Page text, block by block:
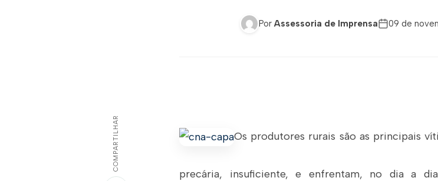
Por Assessoria de Imprensa 09 de
COMPARTILHAR Os produtores rurais são as principais
precária, insuficiente, e enfrentam, no dia a